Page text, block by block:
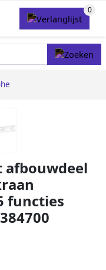
afbouwdeel
functies